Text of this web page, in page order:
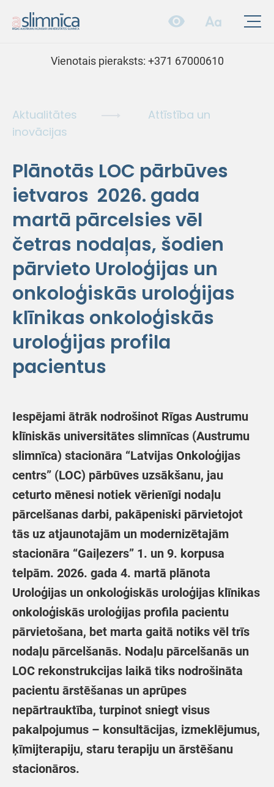
Vienotais pieraksts: +371 67000610
Aktualitātes
Attīstība un
inovācijas
Plānotās LOC pārbūves
ietvaros 2026. gada
martā pārcelsies vēl
četras nodaļas, šodien
pārvieto Uroloģijas un
onkoloģiskās uroloģijas
klīnikas onkoloģiskās
uroloģijas profila
pacientus
Iespējami ātrāk nodrošinot Rīgas Austrumu
klīniskās universitātes slimnīcas (Austrumu
slimnīca) stacionāra “Latvijas Onkoloģijas
centrs” (LOC) pārbūves uzsākšanu, jau
ceturto mēnesi notiek vērienīgi nodaļu
pārcelšanas darbi, pakāpeniski pārvietojot
tās uz atjaunotajām un modernizētajām
stacionāra “Gaiļezers” 1. un 9. korpusa
telpām. 2026. gada 4. martā plānota
Uroloģijas un onkoloģiskās uroloģijas klīnikas
onkoloģiskās uroloģijas profila pacientu
pārvietošana, bet marta gaitā notiks vēl trīs
nodaļu pārcelšanās. Nodaļu pārcelšanās un
LOC rekonstrukcijas laikā tiks nodrošināta
pacientu ārstēšanas un aprūpes
nepārtrauktība, turpinot sniegt visus
pakalpojumus – konsultācijas, izmeklējumus,
ķīmijterapiju, staru terapiju un ārstēšanu
stacionāros.